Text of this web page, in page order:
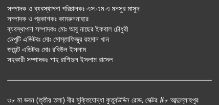
সম্পাদক ও ব্যবস্থাপনা পরিচালকঃ এস.এম.এ মনসুর মাসুদ
সম্পাদক ও প্রকাশকঃ কামরুননাহার
ব্যবস্থাপনা সম্পাদকঃ মোঃ আবু নাছের ইকবাল চৌধুরী
ডেপুটি এডিটরঃ মোঃ মোস্তাফিজুর রহমান খান
জয়েন্ট এডিটরঃ মোঃ রবিউল ইসলাম
সহকারী সম্পাদকঃ শাহ রাশিদুল ইসলাম রাসেল
৩৮ মা ভবন (তৃতীয় তলা) বীর মুক্তিযোদ্ধা কুতুবউদ্দিন রোড, সেক্টর #৮ আব্দুল্লাহপুর